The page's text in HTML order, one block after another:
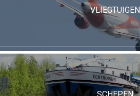
VLIEGTUIGEN
SCHEPEN